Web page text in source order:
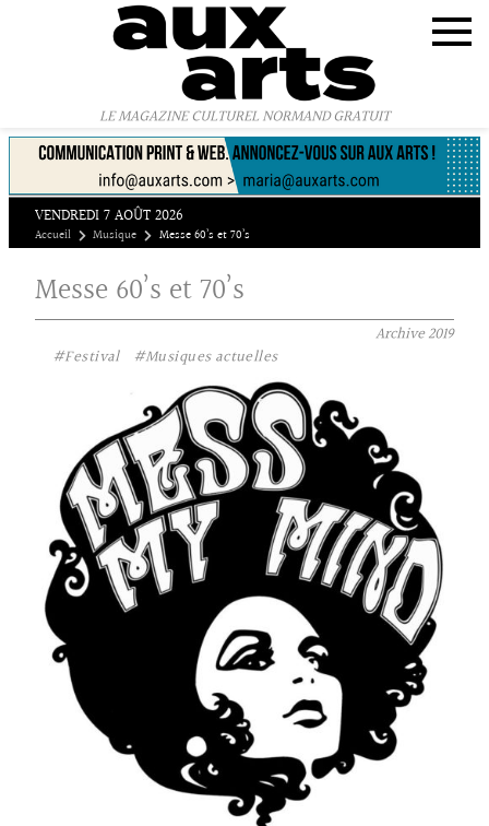
LE MAGAZINE CULTUREL NORMAND GRATUIT
VENDREDI 7 AOÛT 2026
Accueil Musique Messe 60’s et 70’s
Messe 60’s et 70’s
Archive2019
#Festival
#Musiques actuelles
Panneau de gestion des cookies